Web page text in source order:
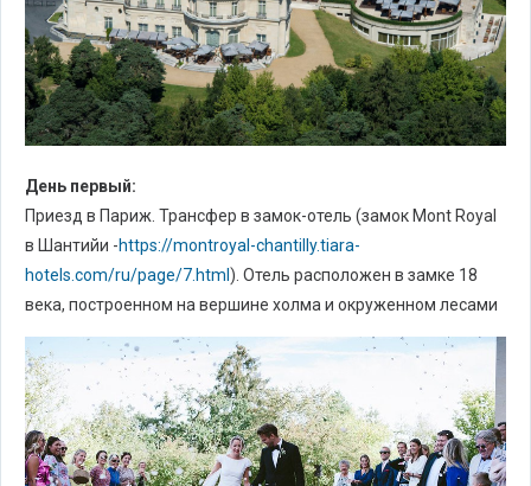
День первый:
Приезд в Париж. Трансфер в замок-отель (замок Mont Royal
в Шантийи -https://montroyal-chantilly.tiara-
hotels.com/ru/page/7.html ). Отель расположен в замке 18
века, построенном на вершине холма и окруженном лесами